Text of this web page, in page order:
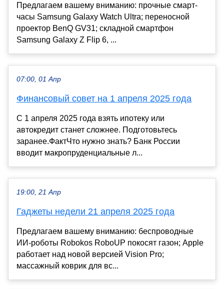
Предлагаем вашему вниманию: прочные смарт-
часы Samsung Galaxy Watch Ultra; переносной
проектор BenQ GV31; складной смартфон
Samsung Galaxy Z Flip 6, ...
07:00, 01 Апр
Финансовый совет на 1 апреля 2025 года
С 1 апреля 2025 года взять ипотеку или
автокредит станет сложнее. Подготовьтесь
заранее.ФактЧто нужно знать? Банк России
вводит макропруденциальные л...
19:00, 21 Апр
Гаджеты недели 21 апреля 2025 года
Предлагаем вашему вниманию: беспроводные
ИИ-роботы Robokos RoboUP покосят газон; Apple
работает над новой версией Vision Pro;
массажный коврик для вс...